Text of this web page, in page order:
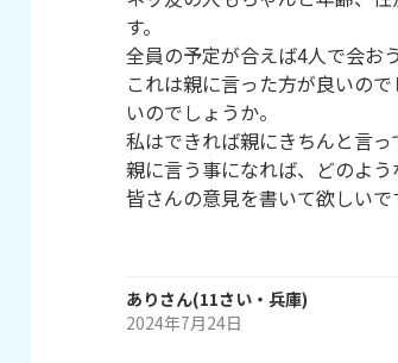
す。
全員の予定が合えば4人で会お
これは親に言った方が良いの
いのでしょうか。
私はできれば親にきちんと言っ
親に言う事になれば、どのよう
皆さんの意見を書いて欲しいで
ありさん(11さい・ 兵庫)
2024年7月24日